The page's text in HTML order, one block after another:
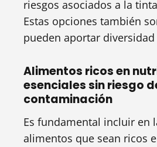
riesgos asociados a la
Estas opciones también
pueden aportar diversidad
Alimentos ricos en
esenciales sin riesgo
contaminación
Es fundamental incluir en
alimentos que sean ricos